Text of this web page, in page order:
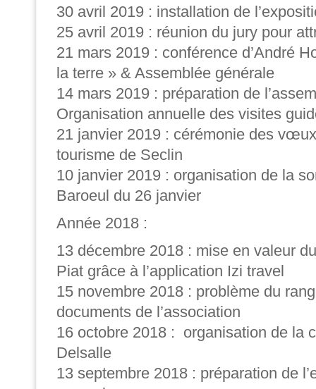
30 avril 2019 : installation de
25 avril 2019 : réunion du jury pour
21 mars 2019 : conférence d’André
la terre » & Assemblée générale
14 mars 2019 : préparation de
Organisation annuelle des visites
21 janvier 2019 : cérémonie des
tourisme de Seclin
10 janvier 2019 : organisation de la
Baroeul du 26 janvier
Année 2018 :
13 décembre 2018 : mise en valeur
Piat grâce à l’application Izi travel
15 novembre 2018 : problème du
documents de l’association
16 octobre 2018 : organisation de la
Delsalle
13 septembre 2018 : préparation de